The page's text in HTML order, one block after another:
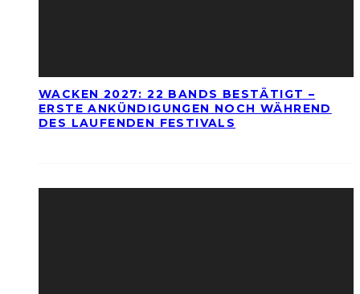
WACKEN 2027: 22 BANDS BESTÄTIGT –
ERSTE ANKÜNDIGUNGEN NOCH WÄHREND
DES LAUFENDEN FESTIVALS